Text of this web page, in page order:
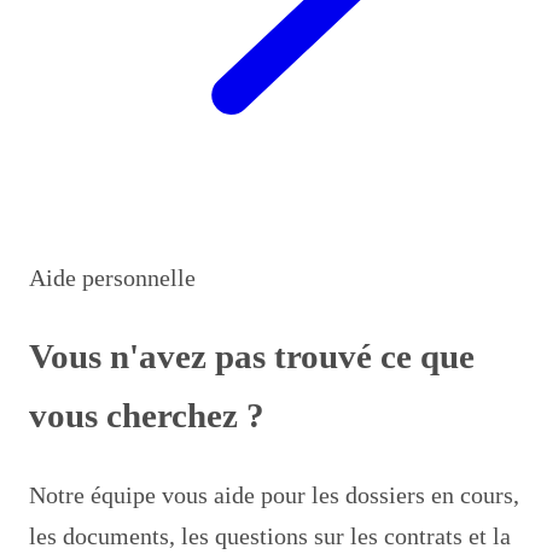
Aide personnelle
Vous n'avez pas trouvé ce que
vous cherchez ?
Notre équipe vous aide pour les dossiers en cours,
les documents, les questions sur les contrats et la